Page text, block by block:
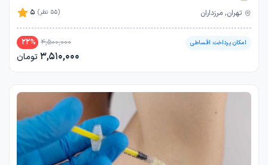
5
(55 نظر) تهران, مرزداران
امکان پرداخت اقساطی 4,500,000
22%
3,510,000تومان